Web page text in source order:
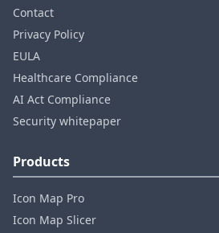
Contact
Privacy Policy
EULA
Healthcare Compliance
AI Act Compliance
Security whitepaper
Products
Icon Map Pro
Icon Map Slicer